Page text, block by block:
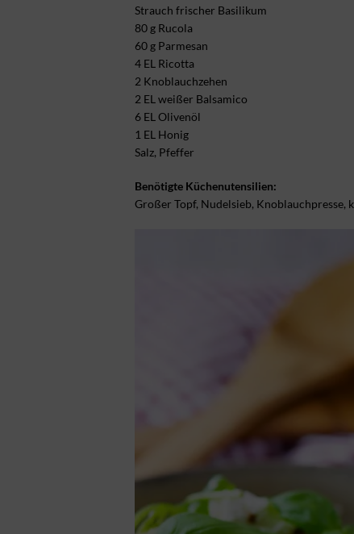
Strauch frischer Basilikum
80 g Rucola
60 g Parmesan
4 EL Ricotta
2 Knoblauchzehen
2 EL weißer Balsamico
6 EL Olivenöl
1 EL Honig
Salz, Pfeffer
Benötigte Küchenutensilien:
Großer Topf, Nudelsieb, Knoblauchpresse,